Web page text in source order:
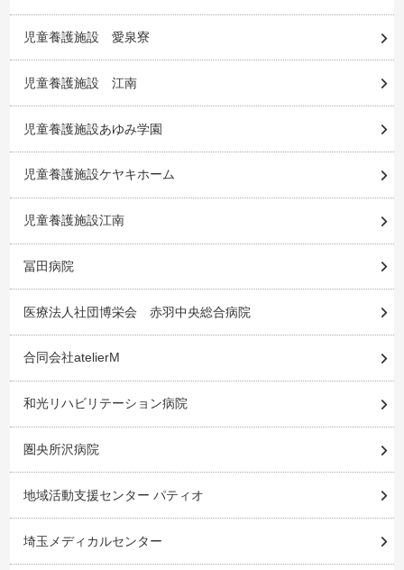
児童養護施設 愛泉寮
児童養護施設 江南
児童養護施設あゆみ学園
児童養護施設ケヤキホーム
児童養護施設江南
冨田病院
医療法人社団博栄会 赤羽中央総合病院
合同会社atelierM
和光リハビリテーション病院
圏央所沢病院
地域活動支援センター パティオ
埼玉メディカルセンター